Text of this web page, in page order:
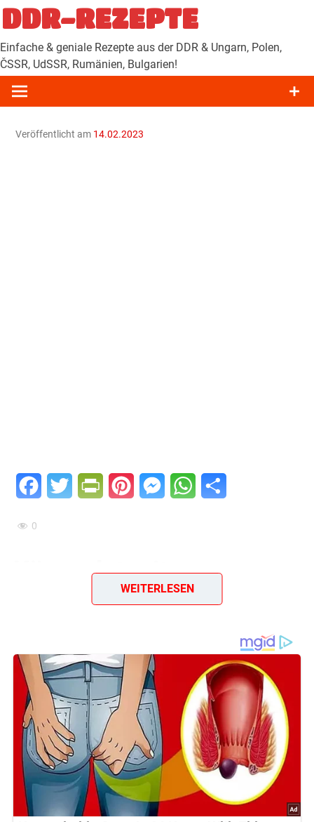
Zum
Inhalt
springen
DDR-REZEPTE
Einfache & geniale Rezepte aus der DDR & Ungarn, Polen,
ČSSR, UdSSR, Rumänien, Bulgarien!
Veröffentlicht am 14.02.2023
FacebookTwitter PrintFriendly
PinterestMessengerWhatsApp
0
Käsesalat mit
Hühnerfleisch
Ein Rezept aus der ehemaligen DDR aus dem Jahr 1989
Dieses Rezept ist für 4 Personen, bei mehr oder weniger
Personen, bitte die Zutaten anpassen.
Diese Zutaten brauchen wir…
150 g pikanter Schnittkäse
150 g gegartes Hühnerfleisch
100 g Salatgurke
WEITERLESEN